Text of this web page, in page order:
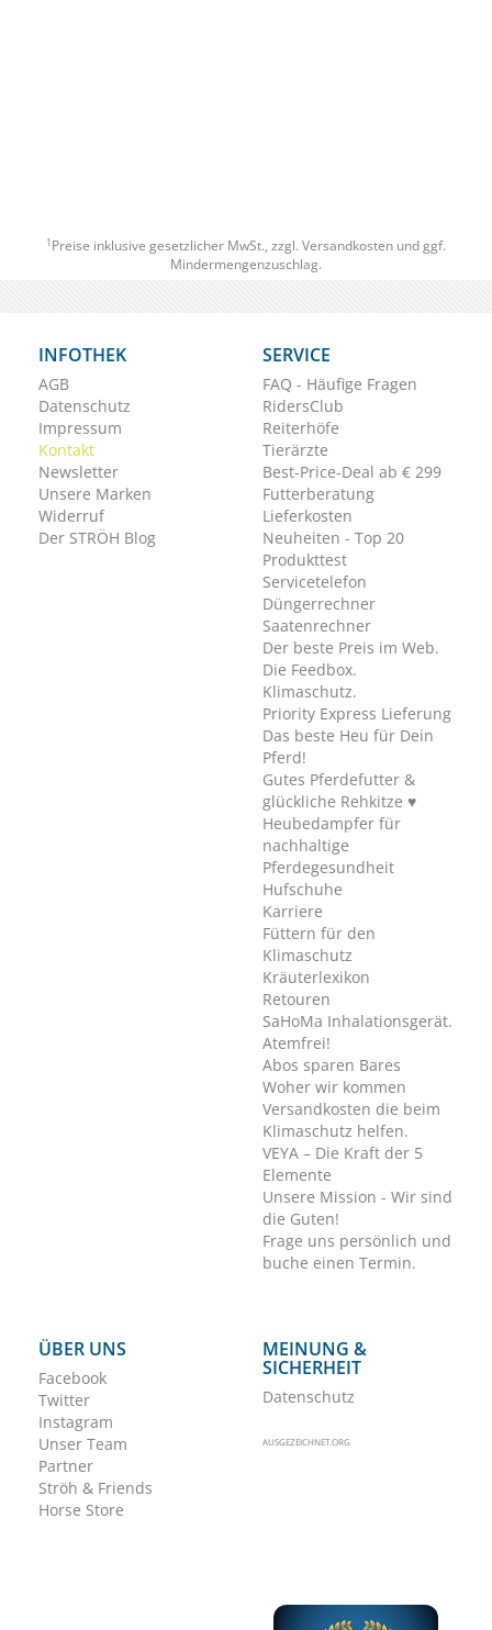
1 Preise inklusive gesetzlicher MwSt., zzgl. Versandkosten und ggf.
Mindermengenzuschlag.
INFOTHEK
AGB
Datenschutz
Impressum
Kontakt
Newsletter
Unsere Marken
Widerruf
Der STRÖH Blog
SERVICE
FAQ - Häufige Fragen
RidersClub
Reiterhöfe
Tierärzte
Best-Price-Deal ab € 299
Futterberatung
Lieferkosten
Neuheiten - Top 20
Produkttest
Servicetelefon
Düngerrechner
Saatenrechner
Der beste Preis im Web.
Die Feedbox.
Klimaschutz.
Priority Express Lieferung
Das beste Heu für Dein
Pferd!
Gutes Pferdefutter &
glückliche Rehkitze ♥
Heubedampfer für
nachhaltige
Pferdegesundheit
Hufschuhe
Karriere
Füttern für den
Klimaschutz
Kräuterlexikon
Retouren
SaHoMa Inhalationsgerät.
Atemfrei!
Abos sparen Bares
Woher wir kommen
Versandkosten die beim
Klimaschutz helfen.
VEYA – Die Kraft der 5
Elemente
Unsere Mission - Wir sind
die Guten!
Frage uns persönlich und
buche einen Termin.
ÜBER UNS
Facebook
Twitter
Instagram
Unser Team
Partner
Ströh & Friends
Horse Store
MEINUNG &
SICHERHEIT
Datenschutz
AUSGEZEICHNET.ORG